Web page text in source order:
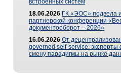
встроенных систем
18.06.2026 ГК «ЭОС» подвела
партнерской конференции
документооборот – 2026»
16.06.2026 От
governed self-service: эксперты
смену парадигмы на рынке